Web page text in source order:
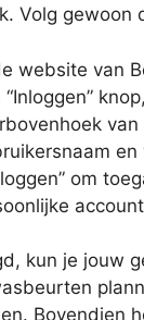
Volg gewoon
website van
om
kun je jouw
Bovendien